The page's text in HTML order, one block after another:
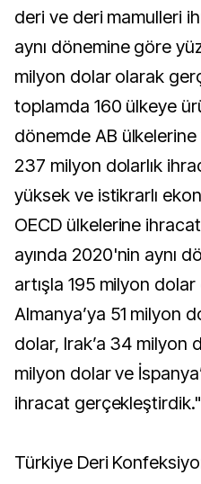
deri ve deri mamulleri
aynı dönemine göre
milyon dolar olarak
toplamda 160 ülkeye
dönemde AB ülkelerine
237 milyon dolarlık
yüksek ve istikrarlı
OECD ülkelerine
ayında 2020'nin aynı
artışla 195 milyon
Almanya’ya 51 milyon
dolar, Irak’a 34 milyon
milyon dolar ve
ihracat gerçekleştirdik."
Türkiye Deri